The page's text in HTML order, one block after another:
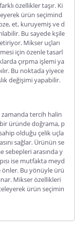
özellikler taşır. Ki
ürün seçimind
et, kuruyemiş ve d
Bu sayede kşile
Mikser uçları
için özenle tasarl
çırpma işlemi ya
Bu noktada yiyece
değişimi yapabilir.
zamanda tercih halin
üründe doğrama, p
olduğu çelik uçla
sağlar. Ürünün se
sebepleri arasında y
ise mutfakta meyd
önler. Bu yönüyle ürü
Mikser özellikleri
ürün seçimin